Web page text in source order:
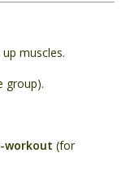
muscles.
group).
workout (for